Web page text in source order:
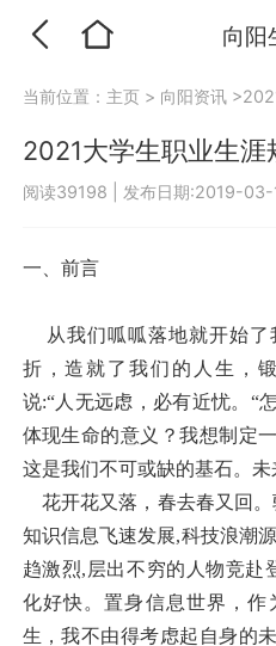
向阳
当前位置： 主页 > 向阳资讯
2021大学生职业生涯
阅读39198 发布日期:2019-03-
一、前言
从我们呱呱落地就开始了
折，造就了我们的人生，
说:“人无远虑，必有近忧。“
体现生命的意义？我想制定
这是我们不可或缺的基石。未
花开花又落，春去春又回。
知识信息飞速发展,科技浪潮
趋激烈,层出不穷的人物竞赴
化好快。置身信息世界，
生，我不由得考虑起自身的